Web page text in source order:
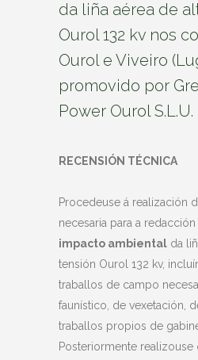
da liña aérea de
Ourol 132 kv nos
Ourol e Viveiro
promovido por
Power Ourol S.L.U.
RECENSIÓN TÉCNICA
Procedeuse á realización
necesaria para a
impacto ambiental da
tensión Ourol 132 kv,
traballos de campo
faunístico, de vexetación,
traballos propios de
Posteriormente